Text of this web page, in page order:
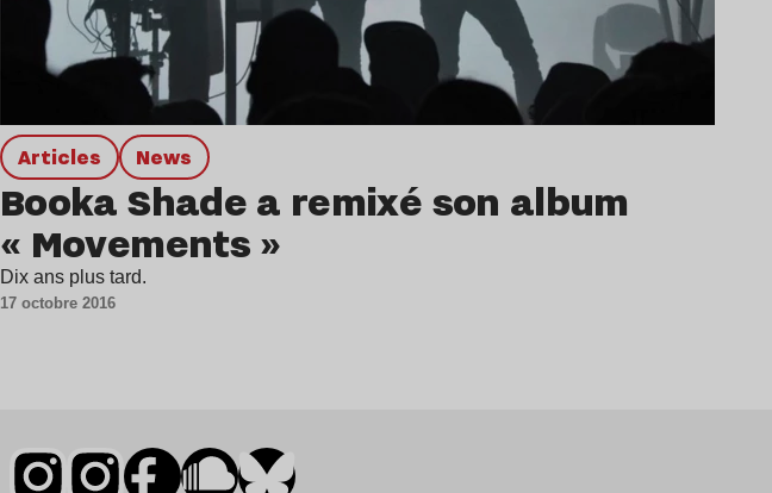
Articles news
Booka Shade a remixé son album
« Movements »
Dix ans plus tard.
17 octobre 2016